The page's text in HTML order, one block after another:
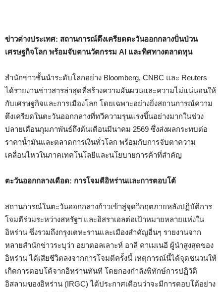
ข่าวต่างประเทศ: สถานการณ์ตึงเครียดตะวันออกกลางปั่นป่วน
เศรษฐกิจโลก พร้อมจับตานวัตกรรม AI และทิศทางตลาดทุน
สำนักข่าวชั้นนำระดับโลกอย่าง Bloomberg, CNBC และ Reuters
ได้รายงานข่าวสารล่าสุดที่สร้างความผันผวนและความไม่แน่นอนให้
กับเศรษฐกิจและการเมืองโลก โดยเฉพาะอย่างยิ่งสถานการณ์ความ
ตึงเครียดในตะวันออกกลางที่ทวีความรุนแรงขึ้นอย่างมากในช่วง
ปลายเดือนกุมภาพันธ์ถึงต้นเดือนมีนาคม 2569 ซึ่งส่งผลกระทบต่อ
ราคาน้ำมันและตลาดการเงินทั่วโลก พร้อมกับการจับตาความ
เคลื่อนไหวในภาคเทคโนโลยีและนโยบายการค้าที่สำคัญ
ตะวันออกกลางเดือด: การโจมตีอิหร่านและการตอบโต้
สถานการณ์ในตะวันออกกลางก้าวเข้าสู่จุดวิกฤตภายหลังปฏิบัติการ
โจมตีร่วมระหว่างสหรัฐฯ และอิสราเอลต่อเป้าหมายหลายแห่งใน
อิหร่าน ซึ่งรวมถึงกรุงเตหะรานและเมืองสำคัญอื่นๆ รายงานจาก
หลายสำนักข่าวระบุว่า อยาตอลเลาะห์ อาลี คาเมเนอี ผู้นำสูงสุดของ
อิหร่าน ได้เสียชีวิตลงจากการโจมตีครั้งนี้ เหตุการณ์นี้ได้จุดชนวนให้
เกิดการตอบโต้จากอิหร่านทันที โดยกองกำลังพิทักษ์การปฏิวัติ
อิสลามของอิหร่าน (IRGC) ได้ประกาศเตือนว่าจะมีการตอบโต้อย่าง